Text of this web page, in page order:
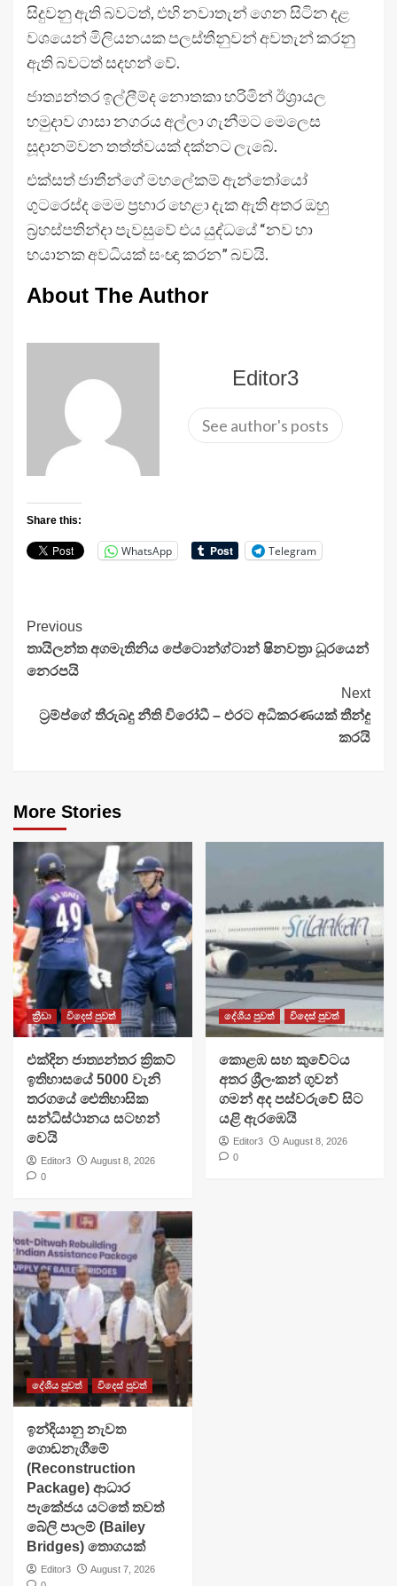
සිදුවනු ඇති බවටත්, එහි නවාතැන් ගෙන සිටින දළ
වශයෙන් මිලියනයක පලස්තීනුවන් අවතැන් කරනු
ඇති බවටත් සදහන් වේ.
ජාත්‍යන්තර ඉල්ලීම්ද නොතකා හරිමින් ඊශ්‍රායල
හමුදාව ගාසා නගරය අල්ලා ගැනීමට මෙලෙස
සූදානම්වන තත්ත්වයක් දක්නට ලැබේ.
එක්සත් ජාතීන්ගේ මහලේකම් ඇන්තෝයෝ
ගුටරෙස්ද මෙම ප්‍රහාර හෙළා දැක ඇති අතර ඔහු
බ්‍රහස්පතින්දා පැවසුවේ එය යුද්ධයේ “නව හා
භයානක අවධියක් සංඥා කරන” බවයි.
About The Author
Editor3
See author's posts
Share this:
WhatsApp Telegram
Continue
Reading
Previous
තායිලන්ත අගමැතිනිය පේටොන්ග්ටාන් ෂිනවත්‍රා ධූරයෙන්
නෙරපයි
Next
ට්‍රම්ප්ගේ තීරුබදු නීති විරෝධී – එරට අධිකරණයක් තීන්දු
කරයි
More Stories
ක්‍රීඩා විදෙස් පුවත්
එක්දින ජාත්‍යන්තර ක්‍රිකට්
ඉතිහාසයේ 5000 වැනි
තරගයේ ඓතිහාසික
සන්ධිස්ථානය සටහන්
වෙයි
Editor3
August 8, 2026
0
දේශීය පුවත් විදෙස් පුවත්
​කොළඹ සහ කුවේටය
අතර ශ්‍රීලංකන් ගුවන්
ගමන් අද පස්වරුවේ සිට
යළි ඇරඹෙයි
Editor3
August 8, 2026
0
දේශීය පුවත් විදෙස් පුවත්
ඉන්දියානු නැවත
ගොඩනැගීමේ
(Reconstruction
Package) ආධාර
පැකේජය යටතේ තවත්
බේලි පාලම් (Bailey
Bridges) තොගයක්
Editor3
August 7, 2026